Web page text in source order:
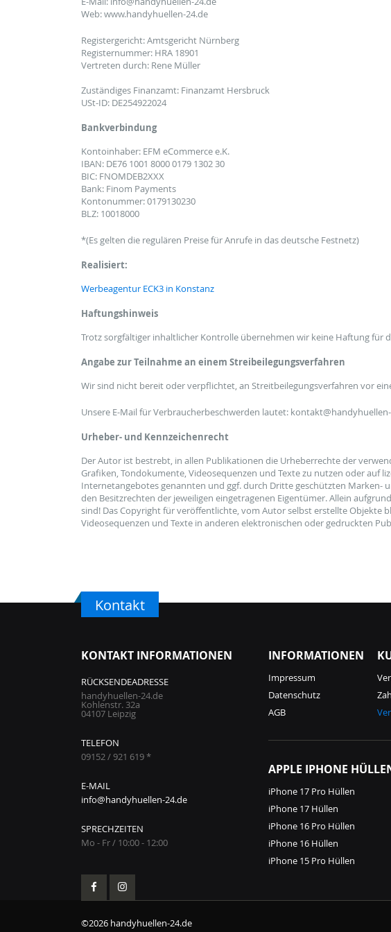
Web: www.handyhuellen-24.de
Registergericht: Amtsgericht Nürnberg
Registernummer: HRA 18901
Vertreten durch: Rene Müller
Zuständiges Finanzamt: Finanzamt Hersbruck
USt-ID: DE254922024
Bankverbindung
Kontoinhaber: EFM eCommerce e.K.
IBAN: DE76 1001 8000 0179 1302 30
BIC: FNOMDEB2XXX
Bank: Finom Payments
Kontonummer: 0179130230
BLZ: 10018000
*(Es gelten die regulären Preise für Anrufe in das deutsche Festnetz)
Realisiert:
Werbeagentur ECK3 in Konstanz
Haftungshinweis
Trotz sorgfältiger inhaltlicher Kontrolle übernehmen wir keine Haftung für
Angabe zur Teilnahme an einem Streibeilegungsverfahren
Wir sind nicht bereit oder verpflichtet, an Streitbeilegungsverfahren vor
Unsere E-Mail für Verbraucherbeschwerden lautet:
Urheber- und Kennzeichenrecht
Der Autor ist bestrebt, in allen Publikationen die Urheberrechte der
Grafiken, Tondokumente, Videosequenzen und Texte zu nutzen oder auf
Internetangebotes genannten und ggf. durch Dritte geschützten Marken-
den Besitzrechten der jeweiligen eingetragenen Eigentümer. Allein
sind! Das Copyright für veröffentlichte, vom Autor selbst erstellte Objekte
Videosequenzen und Texte in anderen elektronischen oder gedruckten
Kontakt
KONTAKT INFORMATIONEN
RÜCKSENDEADRESSE
handyhuellen-24.de
Kohlenstr. 32a
04107 Leipzig
TELEFON
09152 / 921 619 *
E-MAIL
info@handyhuellen-24.de
SPRECHZEITEN
Mo - Fr / 10:00 - 12:00
INFORMATIONEN
Impressum
Datenschutz
AGB
APPLE IPHONE
iPhone 17 Pro Hüllen
iPhone 17 Hüllen
iPhone 16 Pro Hüllen
iPhone 16 Hüllen
iPhone 15 Pro Hüllen
©2026 handyhuellen-24.de